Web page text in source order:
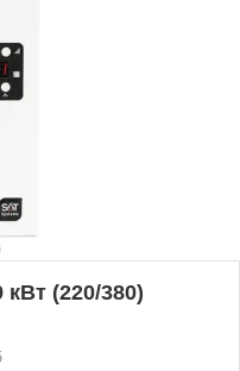
(220/380)